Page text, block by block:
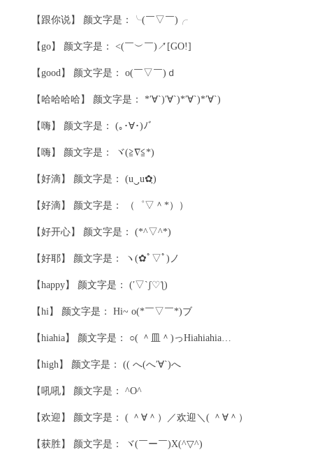
【跟你说】 颜文字是：╰(￣▽￣)╭
【go】 颜文字是： <(￣︶￣)↗[GO!]
【good】 颜文字是： o(￣▽￣)ｄ
【哈哈哈哈】 颜文字是： *′∀`)′∀`)*′∀`)*′∀`)
【嗨】 颜文字是： (｡･∀･)ﾉﾞ
【嗨】 颜文字是： ヾ(≧∇≦*)ゝ
【好滴】 颜文字是： (u‿ฺu✿ฺ)
【好滴】 颜文字是： （゜▽＾*））
【好开心】 颜文字是： (*^▽^*)
【好耶】 颜文字是： ヽ(✿ﾟ▽ﾟ)ノ
【happy】 颜文字是： (′▽`ʃ♡ƪ)
【hi】 颜文字是： Hi~ o(*￣▽￣*)ブ
【hiahia】 颜文字是： ○( ＾皿＾)っHiahiahia…
【high】 颜文字是： (( へ(へ′∀`)へ
【吼吼】 颜文字是： ^O^
【欢迎】 颜文字是： ( ＾∀＾）／欢迎＼( ＾∀＾）
【获胜】 颜文字是： ヾ(￣ー￣)X(^▽^)ゞ